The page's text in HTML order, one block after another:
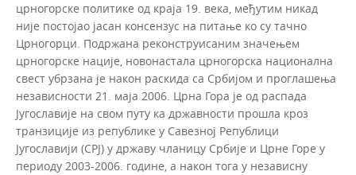
црногорске политике од краја 19. века, међутим никад
није постојао јасан консензус на питање ко су тачно
Црногорци. Подржана реконструисаним значењем
црногорске нације, новонастала црногорска национална
свест убрзана је након раскида са Србијом и проглашења
независности 21. маја 2006. Црна Гора је од распада
Југославије на свом путу ка државности прошла кроз
транзиције из републике у Савезној Републици
Југославији (СРЈ) у државу чланицу Србије и Црне Горе у
периоду 2003-2006. године, а након тога у независну